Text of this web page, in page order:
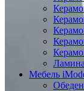
Мебель